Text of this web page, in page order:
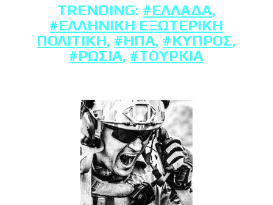
TRENDING: #ΕΛΛΆΔΑ,
#ΕΛΛΗΝΙΚΉ ΕΞΩΤΕΡΙΚΉ
ΠΟΛΙΤΙΚΉ, #ΗΠΑ, #ΚΎΠΡΟΣ,
#ΡΩΣΊΑ, #ΤΟΥΡΚΊΑ